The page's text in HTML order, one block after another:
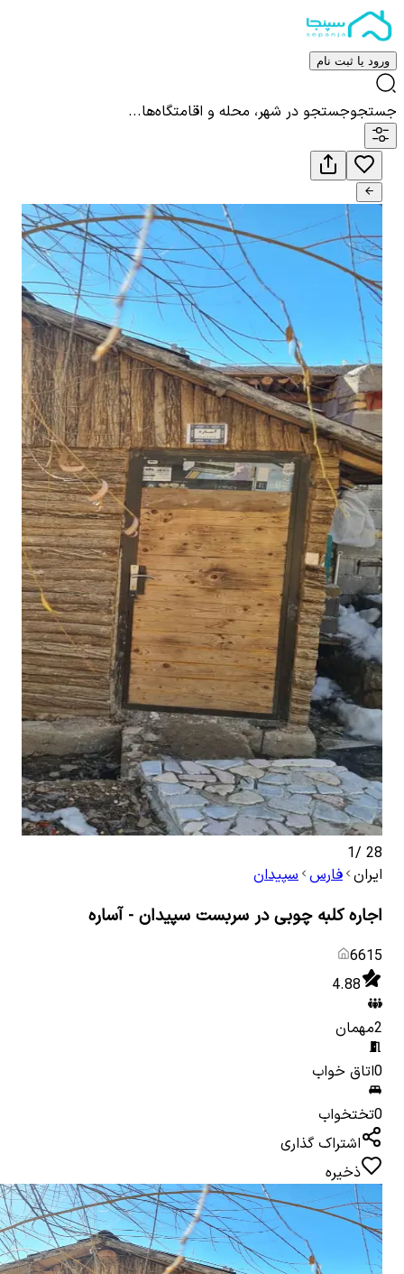
ورود یا ثبت نام
جستجوجستجو در شهر، محله و اقامتگاه‌ها...
28
/
1
ایران فارس سپیدان
اجاره کلبه چوبی در سربست سپیدان - آساره
6615
4.88
2مهمان
0اتاق خواب
0تختخواب
اشتراک گذاری
ذخیره